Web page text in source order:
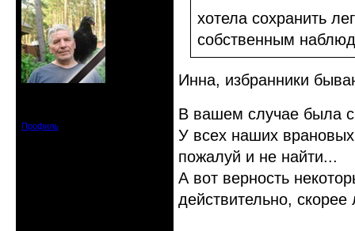
Профиль
хотела сохранить
собственным
Инна, избранники
В вашем случае была
У всех наших
пожалуй и не найти...
А вот верность
действительно,